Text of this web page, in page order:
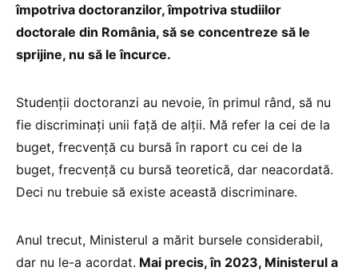
împotriva doctoranzilor, împotriva studiilor
doctorale din România, să se concentreze să le
sprijine, nu să le încurce.
Studenții doctoranzi au nevoie, în primul rând, să nu
fie discriminați unii față de alții. Mă refer la cei de la
buget, frecvență cu bursă în raport cu cei de la
buget, frecvență cu bursă teoretică, dar neacordată.
Deci nu trebuie să existe această discriminare.
Anul trecut, Ministerul a mărit bursele considerabil,
dar nu le-a acordat. Mai precis, în 2023, Ministerul a